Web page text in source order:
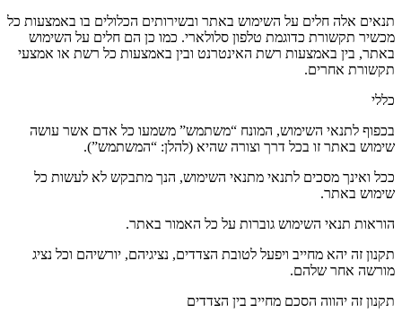
תנאים אלה חלים על השימוש באתר ובשירותים הכלולים בו באמצעות כל
מכשיר תקשורת כדוגמת טלפון סלולארי. כמו כן הם חלים על השימוש
באתר, בין באמצעות רשת האינטרנט ובין באמצעות כל רשת או אמצעי
תקשורת אחרים.
כללי
בכפוף לתנאי השימוש, המונח “משתמש” משמעו כל אדם אשר עושה
שימוש באתר זו בכל דרך וצורה שהיא (להלן: “המשתמש”).
ככל ואינך מסכים לתנאי מתנאי השימוש, הנך מתבקש לא לעשות כל
שימוש באתר.
הוראות תנאי השימוש גוברות על כל האמור באתר.
תקנון זה יהא מחייב ויפעל לטובת הצדדים, נציגיהם, יורשיהם וכל נציג
מורשה אחר שלהם.
תקנון זה יהווה הסכם מחייב בין הצדדים